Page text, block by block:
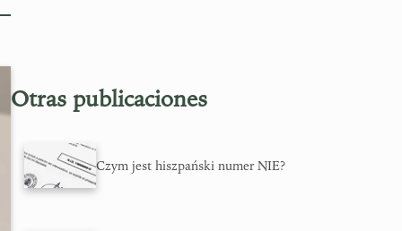
Otras publicaciones
Czym jest hiszpański numer NIE?